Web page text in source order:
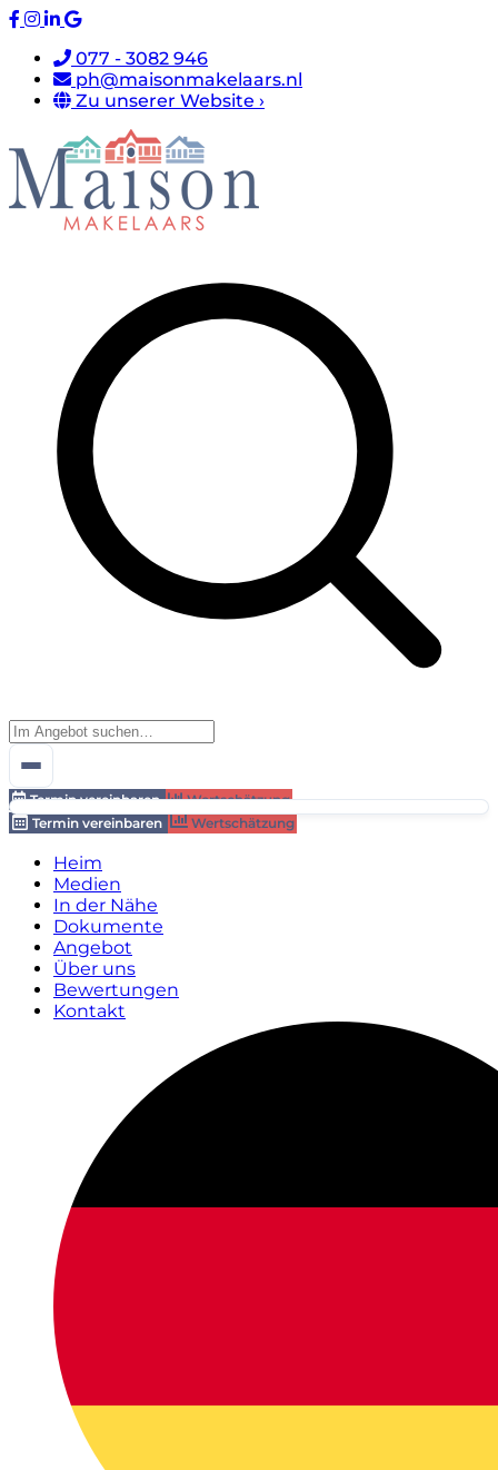
077 - 3082 946
ph@maisonmakelaars.nl
Zu unserer Website ›
Termin vereinbaren
Wertschätzung
Termin vereinbaren
Wertschätzung
Heim
Medien
In der Nähe
Dokumente
Angebot
Über uns
Bewertungen
Kontakt